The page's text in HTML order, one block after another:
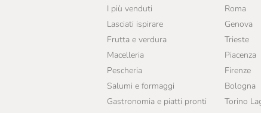
I più venduti
Lasciati ispirare
Frutta e verdura
Macelleria
Pescheria
Salumi e formaggi
Gastronomia e piatti pronti
Roma
Genova
Trieste
Piacenza
Firenze
Bologna
Torino